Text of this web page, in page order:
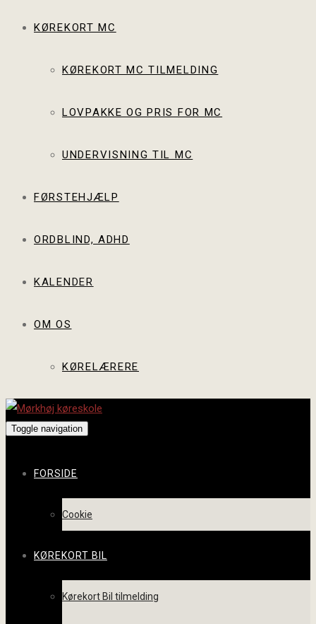
KØREKORT MC
KØREKORT MC TILMELDING
LOVPAKKE OG PRIS FOR MC
UNDERVISNING TIL MC
FØRSTEHJÆLP
ORDBLIND, ADHD
KALENDER
OM OS
KØRELÆRERE
Toggle navigation
FORSIDE
Cookie
KØREKORT BIL
Kørekort Bil tilmelding